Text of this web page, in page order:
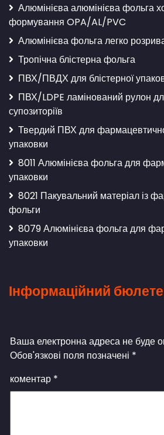
Алюмінієва алюмінієва фольга
формування OPA/AL/PVC
Алюмінієва фольга легко
Тропічна блістерна фольга
ПВХ/ПВДХ для блістерної
ПВХ/LDPE ламінований рулон
супозиторіїв
Твердий ПВХ для
упаковки
8011 Алюмінієва фольга для
упаковки
8021 Пакувальний матеріал із
фольги
8079 Алюмінієва фольга для
упаковки
Інформаційний
Ваша електронна адреса не буде
Обов'язкові поля позначені *
коментар *